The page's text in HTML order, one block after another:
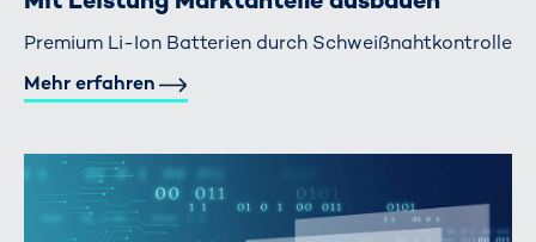
Premium Li-Ion Batterien durch Schweißnahtkontrolle
Mehr erfahren